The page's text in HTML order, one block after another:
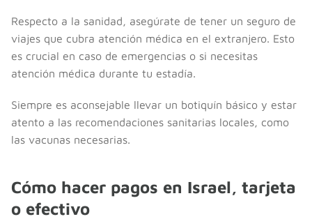
Respecto a la sanidad, asegúrate de tener un seguro de
viajes que cubra atención médica en el extranjero. Esto
es crucial en caso de emergencias o si necesitas
atención médica durante tu estadía.
Siempre es aconsejable llevar un botiquín básico y estar
atento a las recomendaciones sanitarias locales, como
las vacunas necesarias.
Cómo hacer pagos en Israel, tarjeta
o efectivo